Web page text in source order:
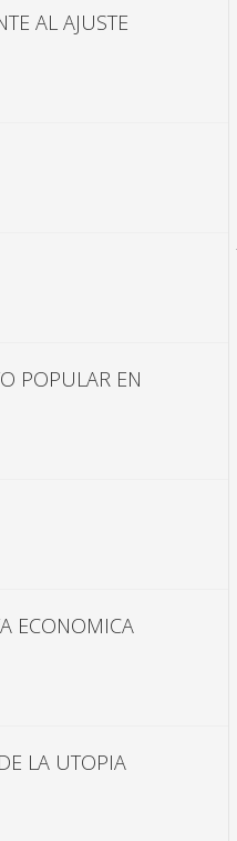
AL AJUSTE
POPULAR EN
ECONOMICA
LA UTOPIA